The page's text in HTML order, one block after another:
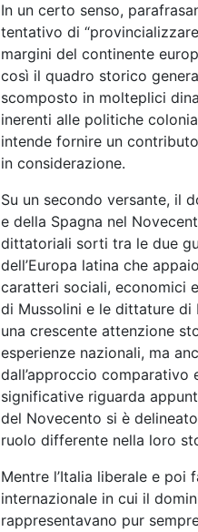
In un certo senso,
tentativo di
margini del continente
così il quadro storico
scomposto in molteplici
inerenti alle politiche
intende fornire un
in considerazione.
Su un secondo versante, il
e della Spagna nel
dittatoriali sorti tra le due
dell’Europa latina che
caratteri sociali, economici
di Mussolini e le dittature di
una crescente attenzione
esperienze nazionali, ma
dall’approccio comparativo
significative riguarda
del Novecento si è
ruolo differente nella loro
Mentre l’Italia liberale e
internazionale in cui il
rappresentavano pur